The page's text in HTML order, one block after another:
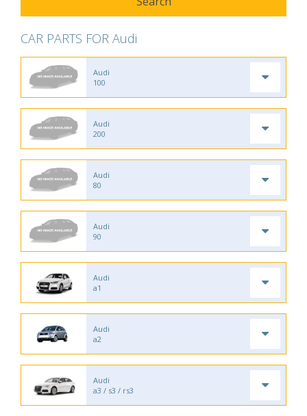
CAR PARTS FOR Audi
Audi
100
Audi
200
Audi
80
Audi
90
Audi
a1
Audi
a2
Audi
a3 / s3 / rs3